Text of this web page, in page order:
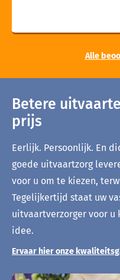
Alle
Betere
prijs
Eerlijk. Persoonlijk. En
goede uitvaartzorg
voor u om te kiezen,
Tegelijkertijd staat uw
uitvaartverzorger voor u
idee.
Ervaar hier onze